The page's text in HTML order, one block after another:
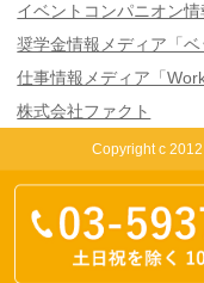
イベントコンパニオン
奨学金情報メディア「ベ
仕事情報メディア「
株式会社ファクト
Copyright c